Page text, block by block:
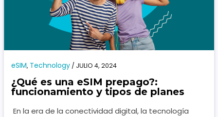
¿Qué es una eSIM prepago?:
funcionamiento y tipos de planes
eSIM, Technology / JULIO 4, 2024
En la era de la conectividad digital, la tecnología